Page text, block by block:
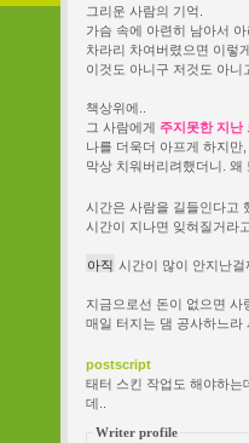
그리운 사람의 기억.
가슴 속에 아련히 남아서
차라리 차여버렸으면 이렇
이것도 아니구 저것도 아니
책상위에..
그 사람에게 주지못한 지난
나를 더욱더 아프게 하지만,
막상 치워버리려했더니. 왜
시간은 사람을 길들인다고
시간이 지나면 잊혀질거라
아직 시간이 많이 안지난걸
지금으로선 돈이 없으면 사
매일 터지는 댐 공사하느라
postscript
태터 스킨 작업도 해야하는
데..
Writer profile